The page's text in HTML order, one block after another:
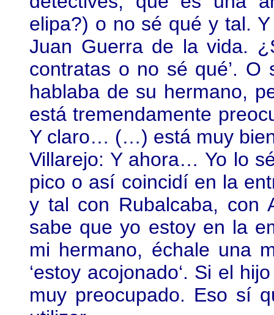
elipa?) o no sé qué y tal.
Juan Guerra de la vida.
contratas o no sé qué’.
hablaba de su hermano,
está tremendamente
Y claro… (…) está muy
Villarejo: Y ahora… Yo lo
pico o así coincidí en la
y tal con Rubalcaba, con
sabe que yo estoy en la
mi hermano, échale una
‘estoy acojonado‘. Si el
muy preocupado. Eso sí